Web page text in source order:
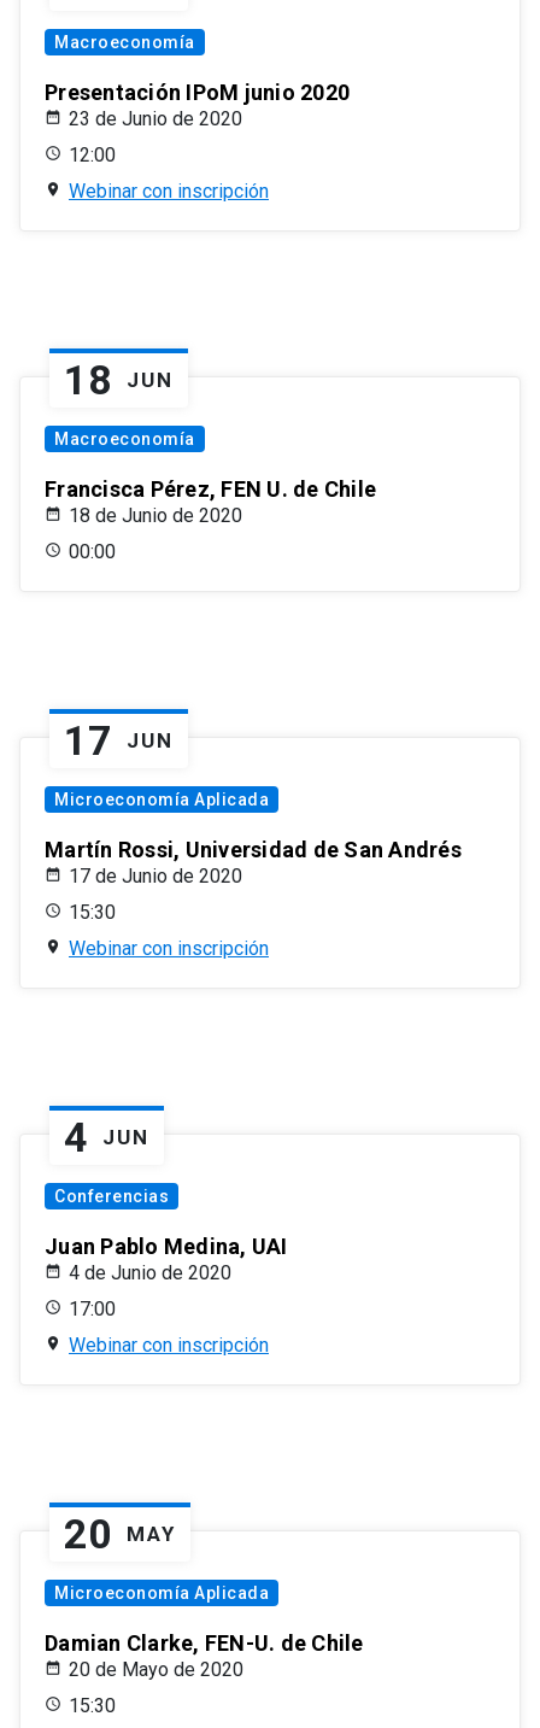
Macroeconomía
Presentación IPoM junio 2020
23 de Junio de 2020
12:00
Webinar con inscripción
18 JUN
Macroeconomía
Francisca Pérez, FEN U. de Chile
18 de Junio de 2020
00:00
17 JUN
Microeconomía Aplicada
Martín Rossi, Universidad de San Andrés
17 de Junio de 2020
15:30
Webinar con inscripción
4 JUN
Conferencias
Juan Pablo Medina, UAI
4 de Junio de 2020
17:00
Webinar con inscripción
20 MAY
Microeconomía Aplicada
Damian Clarke, FEN-U. de Chile
20 de Mayo de 2020
15:30